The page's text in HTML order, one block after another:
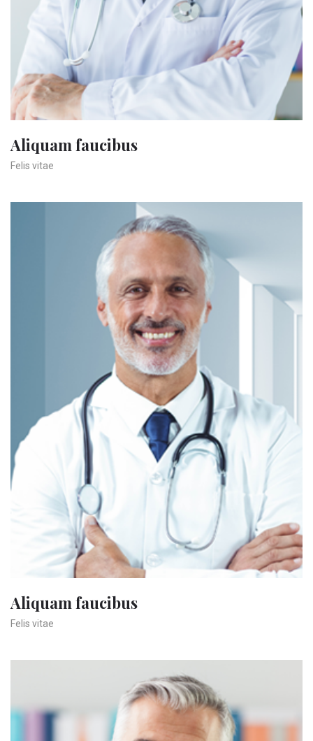
Aliquam faucibus
Felis vitae
Aliquam faucibus
Felis vitae